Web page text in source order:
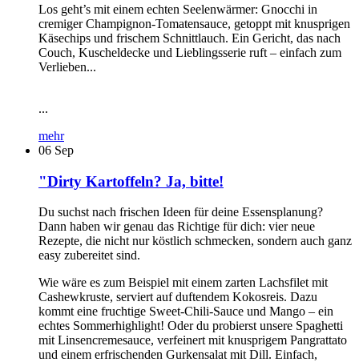
Los geht’s mit einem echten Seelenwärmer: Gnocchi in
cremiger Champignon-Tomatensauce, getoppt mit knusprigen
Käsechips und frischem Schnittlauch. Ein Gericht, das nach
Couch, Kuscheldecke und Lieblingsserie ruft – einfach zum
Verlieben...
...
mehr
06 Sep
"Dirty Kartoffeln? Ja, bitte!
Du suchst nach frischen Ideen für deine Essensplanung?
Dann haben wir genau das Richtige für dich: vier neue
Rezepte, die nicht nur köstlich schmecken, sondern auch ganz
easy zubereitet sind.
Wie wäre es zum Beispiel mit einem zarten Lachsfilet mit
Cashewkruste, serviert auf duftendem Kokosreis. Dazu
kommt eine fruchtige Sweet-Chili-Sauce und Mango – ein
echtes Sommerhighlight! Oder du probierst unsere Spaghetti
mit Linsencremesauce, verfeinert mit knusprigem Pangrattato
und einem erfrischenden Gurkensalat mit Dill. Einfach,